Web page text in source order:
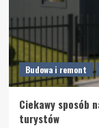
Budowa i remont
Ciekawy sposób
turystów